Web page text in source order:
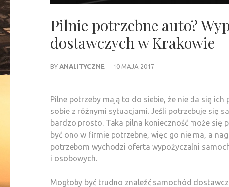
Pilnie potrzebne auto?
dostawczych w Krakowie
BY ANALITYCZNE 10 MAJA 2017
Pilne potrzeby mają to do siebie, że nie da się
sobie z różnymi sytuacjami. Jeśli potrzebuje się
bardzo prosto. Taka pilna konieczność może się
być ono w firmie potrzebne, więc go nie ma, a
potrzebom wychodzi oferta wypożyczalni
i osobowych.
Mogłoby być trudno znaleźć samochód